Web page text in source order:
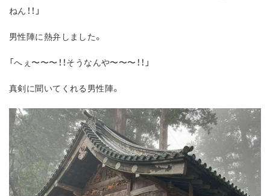
ねん！！」
男性陣に熱弁しました。
「へぇ〜〜〜！！そうなんや〜〜〜！！」
真剣に聞いてくれる男性陣。